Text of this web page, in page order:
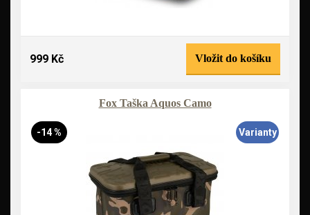
999 Kč Vložit do košíku
Fox Taška Aquos Camo
-14 % Varianty